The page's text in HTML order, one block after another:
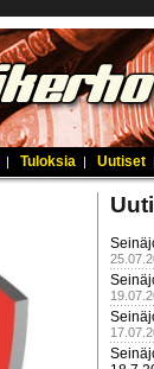
| Tuloksia | Uutiset